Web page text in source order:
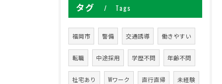
タグ Tags
福岡市 警備 交通誘導 働きやすい
転職 中途採用 学歴不問 年齢不問
社宅あり Wワーク 直行直帰 未経験